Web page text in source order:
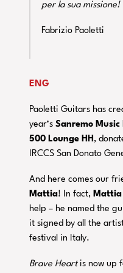
per la sua missione!
Fabrizio Paoletti
ENG
Paoletti Guitars has
year’sSanremo Music
500 Lounge HH ,
IRCCS San Donato
And here comes our
Mattia! In fact,
help – he named the
it signed by all the
festival in Italy.
Brave Heartis now up